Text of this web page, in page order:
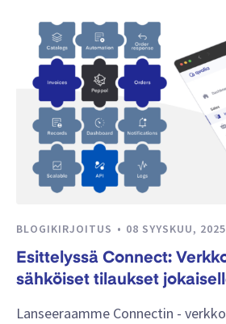
BLOGIKIRJOITUS 08 SYYSKUU, 2025
Esittelyssä Connect:
sähköiset tilaukset
Lanseeraamme Connectin -